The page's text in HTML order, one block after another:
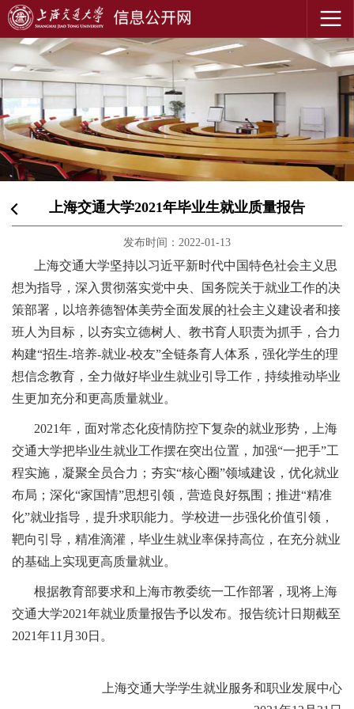
上海交通大学2021年毕业生就业质量报告
发布时间：2022-01-13
上海交通大学坚持以习近平新时代中国特色社会主义思
想为指导，深入贯彻落实党中央、国务院关于就业工作的决
策部署，以培养德智体美劳全面发展的社会主义建设者和接
班人为目标，以夯实立德树人、教书育人职责为抓手，合力
构建“招生-培养-就业-校友”全链条育人体系，强化学生的理
想信念教育，全力做好毕业生就业引导工作，持续推动毕业
生更加充分和更高质量就业。
2021年，面对常态化疫情防控下复杂的就业形势，上海
交通大学把毕业生就业工作摆在突出位置，加强“一把手”工
程实施，凝聚全员合力；夯实“核心圈”领域建设，优化就业
布局；深化“家国情”思想引领，营造良好氛围；推进“精准
化”就业指导，提升求职能力。学校进一步强化价值引领，
靶向引导，精准滴灌，毕业生就业率保持高位，在充分就业
的基础上实现更高质量就业。
根据教育部要求和上海市教委统一工作部署，现将上海
交通大学2021年就业质量报告予以发布。报告统计日期截至
2021年11月30日。
上海交通大学学生就业服务和职业发展中心